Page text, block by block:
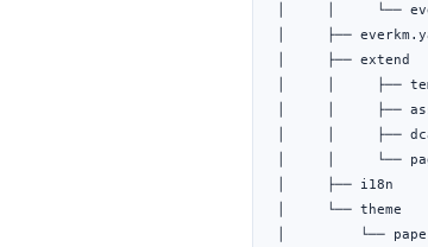
│     │     └──
│     ├──
│     ├── extend
│     │     ├──
│     │     ├──
│     │     ├──
│     │     └──
│     ├── i18n
│     └── theme
│         └──